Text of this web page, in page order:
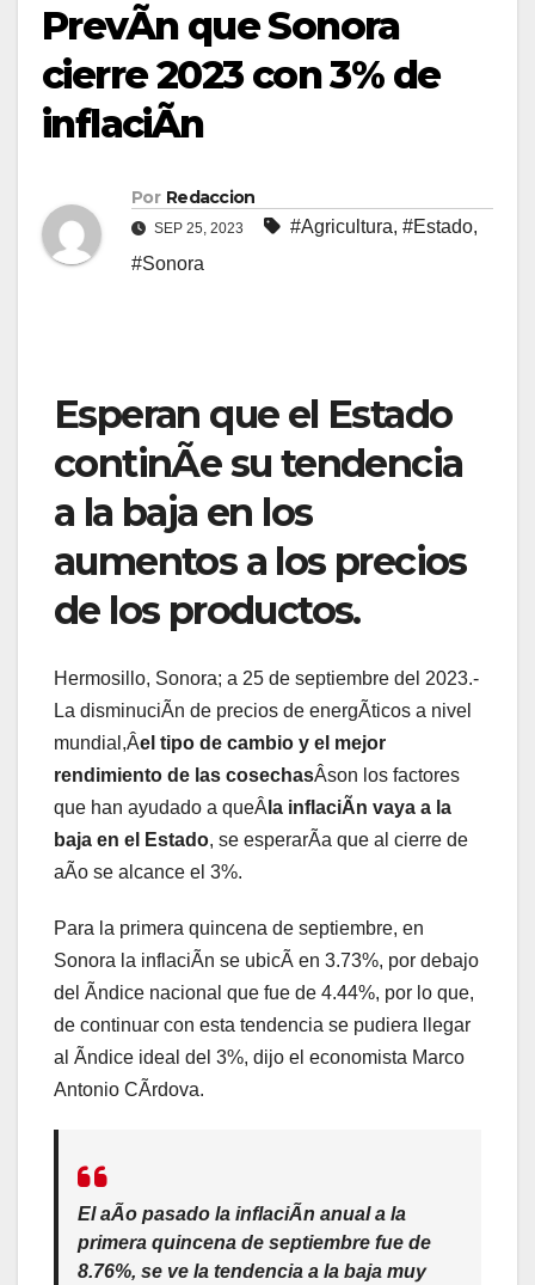
PrevÃn que Sonora
cierre 2023 con 3% de
inflaciÃn
Por Redaccion
SEP 25, 2023 #Agricultura, #Estado,
#Sonora
Esperan que el Estado
continÃe su tendencia
a la baja en los
aumentos a los precios
de los productos.
Hermosillo, Sonora; a 25 de septiembre del 2023.-
La disminuciÃn de precios de energÃticos a nivel
mundial,Âel tipo de cambio y el mejor
rendimiento de las cosechasÂson los factores
que han ayudado a queÂ la inflaciÃn vaya a la
baja en el Estado, se esperarÃa que al cierre de
aÃo se alcance el 3%.
Para la primera quincena de septiembre, en
Sonora la inflaciÃn se ubicÃ en 3.73%, por debajo
del Ãndice nacional que fue de 4.44%, por lo que,
de continuar con esta tendencia se pudiera llegar
al Ãndice ideal del 3%, dijo el economista Marco
Antonio CÃrdova.
El aÃo pasado la inflaciÃn anual a la
primera quincena de septiembre fue de
8.76%, se ve la tendencia a la baja muy